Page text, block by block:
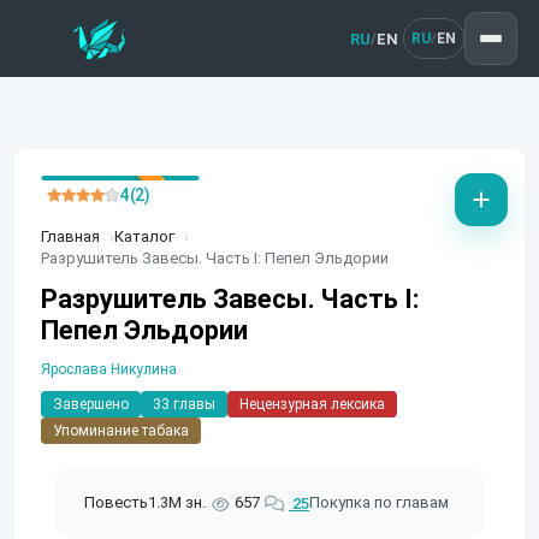
RU/EN RU/ EN
Главная
Каталог
Разрушитель Завесы. Часть I: Пепел Эльдории
Разрушитель Завесы. Часть I:
Пепел Эльдории
Ярослава Никулина
Завершено 33 главы
Нецензурная лексика
Упоминание табака
Повесть1.3M зн. 657 25Покупка по главам
4 (2)